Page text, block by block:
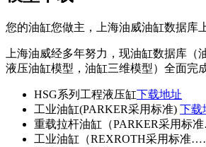
您的油缸您做主，上海油威油缸数据库
上海油威经多年努力，现油缸数据库（
液压油缸模型，油缸三维模型）全面完
HSG系列工程液压缸下载地址
工业油缸(PARKER采用标准) 下载
重载拉杆油缸（PARKER采用标
工业油缸（REXROTH采用标准